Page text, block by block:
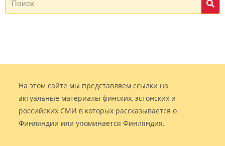
На этом сайте мы представляем ссылки на
актуальные материалы финских, эстонских и
российских СМИ в которых рассказывается о
Финляндии или упоминается Финляндия.